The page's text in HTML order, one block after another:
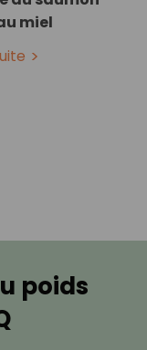
miel
poids